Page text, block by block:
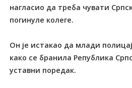
нагласио да треба чувати
погинуле колеге.
Он је истакао да млади
како се бранила Република
уставни поредак.